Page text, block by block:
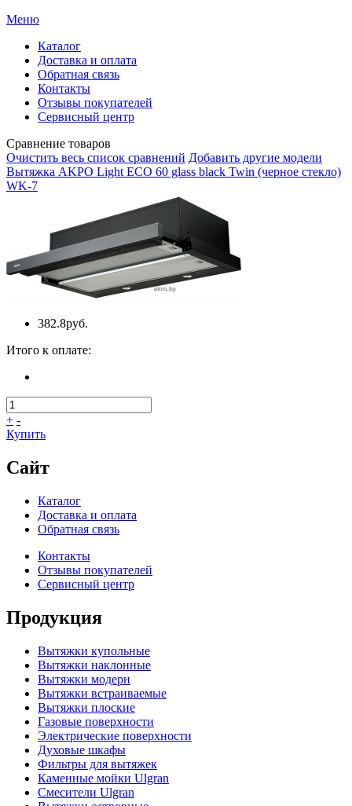
Меню
Каталог
Доставка и оплата
Обратная связь
Контакты
Отзывы покупателей
Сервисный центр
Сравнение товаров
Очистить весь список сравнений Добавить другие модели
Вытяжка AKPO Light ECO 60 glass black Twin (черное стекло)
WK-7
382.8руб.
Итого к оплате:
+ -
Купить
Сайт
Каталог
Доставка и оплата
Обратная связь
Контакты
Отзывы покупателей
Сервисный центр
Продукция
Вытяжки купольные
Вытяжки наклонные
Вытяжки модерн
Вытяжки встраиваемые
Вытяжки плоские
Газовые поверхности
Электрические поверхности
Духовые шкафы
Фильтры для вытяжек
Каменные мойки Ulgran
Смесители Ulgran